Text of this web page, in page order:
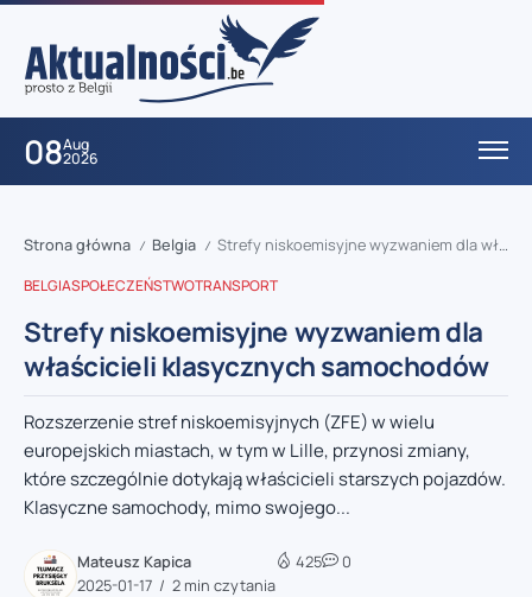
08Aug
2026
Strona główna / Belgia / Strefy niskoemisyjne wyzwaniem dla właścicieli klasycznych samochodów
BELGIASPOŁECZEŃSTWOTRANSPORT
Strefy niskoemisyjne wyzwaniem dla
właścicieli klasycznych samochodów
Rozszerzenie stref niskoemisyjnych (ZFE) w wielu
europejskich miastach, w tym w Lille, przynosi zmiany,
które szczególnie dotykają właścicieli starszych pojazdów.
Klasyczne samochody, mimo swojego...
Mateusz Kapica
2025-01-17
2 min czytania
425 0